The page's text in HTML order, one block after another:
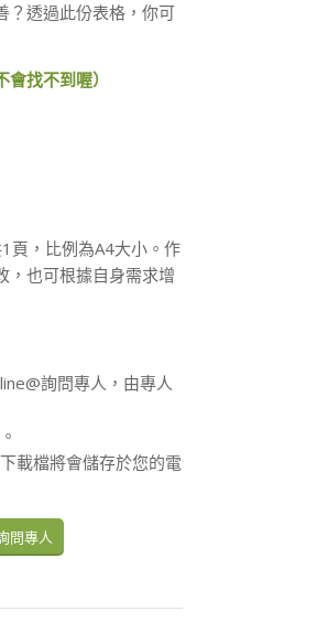
？透過此份表格，你可
找不到喔）
頁，比例為A4大小。作
，也可根據自身需求增
詢問專人，由專人
載檔將會儲存於您的電
問專人